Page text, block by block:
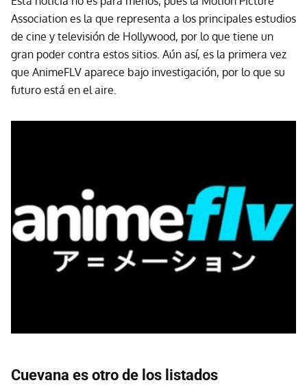
Association es la que representa a los principales estudios
de cine y televisión de Hollywood, por lo que tiene un
gran poder contra estos sitios. Aún así, es la primera vez
que AnimeFLV aparece bajo investigación, por lo que su
futuro está en el aire.
Cuevana es otro de los listados